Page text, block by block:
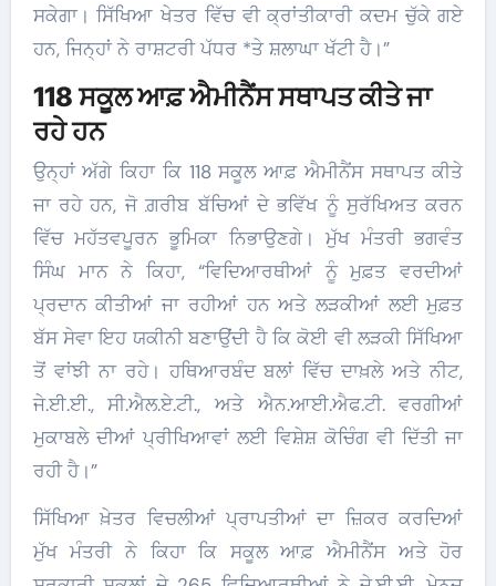
ਸਕੇਗਾ। ਸਿੱਖਿਆ ਖੇਤਰ ਵਿੱਚ ਵੀ ਕ੍ਰਾਂਤੀਕਾਰੀ ਕਦਮ ਚੁੱਕੇ ਗਏ
ਹਨ, ਜਿਨ੍ਹਾਂ ਨੇ ਰਾਸ਼ਟਰੀ ਪੱਧਰ *ਤੇ ਸ਼ਲਾਘਾ ਖੱਟੀ ਹੈ।”
118 ਸਕੂਲ ਆਫ਼ ਐਮੀਨੈਂਸ ਸਥਾਪਤ ਕੀਤੇ ਜਾ
ਰਹੇ ਹਨ
ਉਨ੍ਹਾਂ ਅੱਗੇ ਕਿਹਾ ਕਿ 118 ਸਕੂਲ ਆਫ਼ ਐਮੀਨੈਂਸ ਸਥਾਪਤ ਕੀਤੇ
ਜਾ ਰਹੇ ਹਨ, ਜੋ ਗ਼ਰੀਬ ਬੱਚਿਆਂ ਦੇ ਭਵਿੱਖ ਨੂੰ ਸੁਰੱਖਿਅਤ ਕਰਨ
ਵਿੱਚ ਮਹੱਤਵਪੂਰਨ ਭੂਮਿਕਾ ਨਿਭਾਉਣਗੇ। ਮੁੱਖ ਮੰਤਰੀ ਭਗਵੰਤ
ਸਿੰਘ ਮਾਨ ਨੇ ਕਿਹਾ, “ਵਿਦਿਆਰਥੀਆਂ ਨੂੰ ਮੁਫ਼ਤ ਵਰਦੀਆਂ
ਪ੍ਰਦਾਨ ਕੀਤੀਆਂ ਜਾ ਰਹੀਆਂ ਹਨ ਅਤੇ ਲੜਕੀਆਂ ਲਈ ਮੁਫ਼ਤ
ਬੱਸ ਸੇਵਾ ਇਹ ਯਕੀਨੀ ਬਣਾਉਂਦੀ ਹੈ ਕਿ ਕੋਈ ਵੀ ਲੜਕੀ ਸਿੱਖਿਆ
ਤੋਂ ਵਾਂਝੀ ਨਾ ਰਹੇ। ਹਥਿਆਰਬੰਦ ਬਲਾਂ ਵਿੱਚ ਦਾਖ਼ਲੇ ਅਤੇ ਨੀਟ,
ਜੇ.ਈ.ਈ., ਸੀ.ਐਲ.ਏ.ਟੀ., ਅਤੇ ਐਨ.ਆਈ.ਐਫ.ਟੀ. ਵਰਗੀਆਂ
ਮੁਕਾਬਲੇ ਦੀਆਂ ਪ੍ਰੀਖਿਆਵਾਂ ਲਈ ਵਿਸ਼ੇਸ਼ ਕੋਚਿੰਗ ਵੀ ਦਿੱਤੀ ਜਾ
ਰਹੀ ਹੈ।”
ਸਿੱਖਿਆ ਖ਼ੇਤਰ ਵਿਚਲੀਆਂ ਪ੍ਰਾਪਤੀਆਂ ਦਾ ਜ਼ਿਕਰ ਕਰਦਿਆਂ
ਮੁੱਖ ਮੰਤਰੀ ਨੇ ਕਿਹਾ ਕਿ ਸਕੂਲ ਆਫ਼ ਐਮੀਨੈਂਸ ਅਤੇ ਹੋਰ